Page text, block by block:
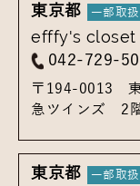
東京都
efffy's closet
042-729-
〒194-0013
急ツインズ 2
東京都